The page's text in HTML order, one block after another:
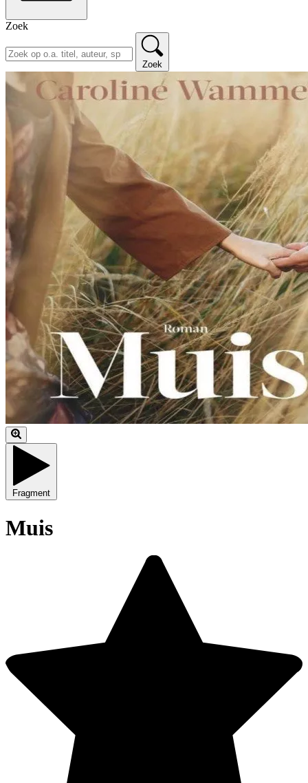
Zoek
Zoek
Fragment
Muis